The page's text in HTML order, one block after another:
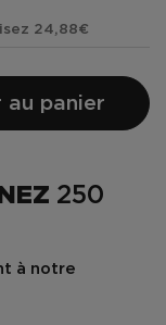
24,88€
au panier
250
à notre